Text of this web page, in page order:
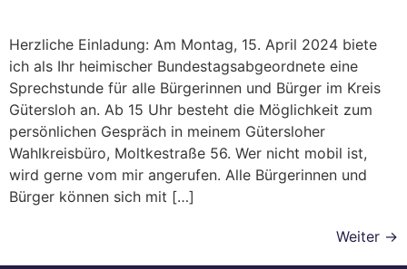
Herzliche Einladung: Am Montag, 15. April 2024 biete
ich als Ihr heimischer Bundestagsabgeordnete eine
Sprechstunde für alle Bürgerinnen und Bürger im Kreis
Gütersloh an. Ab 15 Uhr besteht die Möglichkeit zum
persönlichen Gespräch in meinem Gütersloher
Wahlkreisbüro, Moltkestraße 56. Wer nicht mobil ist,
wird gerne vom mir angerufen. Alle Bürgerinnen und
Bürger können sich mit […]
Weiter →